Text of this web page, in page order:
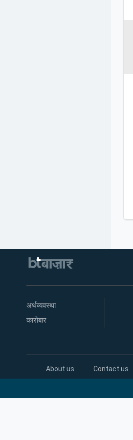
अर्थव्यवस्था
कारोबार
About us Contact us